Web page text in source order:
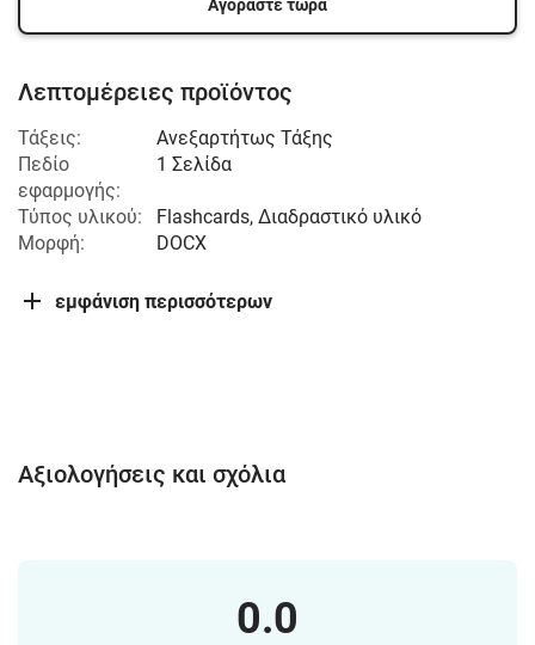
Αγοράστε τώρα
Λεπτομέρειες προϊόντος
Τάξεις:
Ανεξαρτήτως Τάξης
Πεδίο
εφαρμογής:
1 Σελίδα
Τύπος υλικού:
Flashcards, Διαδραστικό υλικό
Μορφή:
DOCX
εμφάνιση περισσότερων
Αξιολογήσεις και σχόλια
0.0